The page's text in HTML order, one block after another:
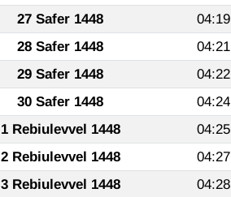
27 Safer 1448 04:19
28 Safer 1448 04:21
29 Safer 1448 04:22
30 Safer 1448 04:24
1 Rebiulevvel 1448 04:25
2 Rebiulevvel 1448 04:27
3 Rebiulevvel 1448 04:28